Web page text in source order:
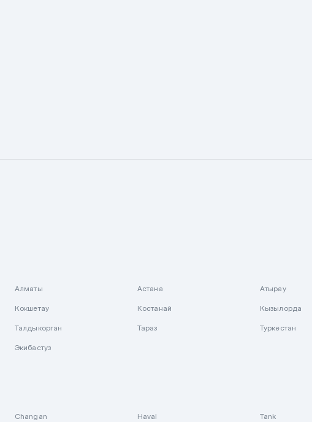
Алматы Астана Атырау
Кокшетау Костанай Кызылорда
Талдыкорган Тараз Туркестан
Экибастуз
Changan Haval Tank